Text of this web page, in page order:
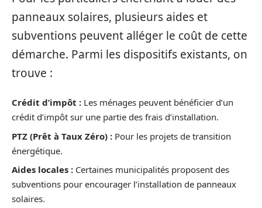
panneaux solaires, plusieurs aides et
subventions peuvent alléger le coût de cette
démarche. Parmi les dispositifs existants, on
trouve :
Crédit d’impôt : Les ménages peuvent bénéficier d’un
crédit d’impôt sur une partie des frais d’installation.
PTZ (Prêt à Taux Zéro) : Pour les projets de transition
énergétique.
Aides locales : Certaines municipalités proposent des
subventions pour encourager l’installation de panneaux
solaires.